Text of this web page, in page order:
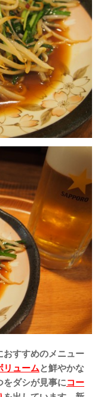
おすすめのメニュー
リュームと鮮やかな
をダシが見事にコー